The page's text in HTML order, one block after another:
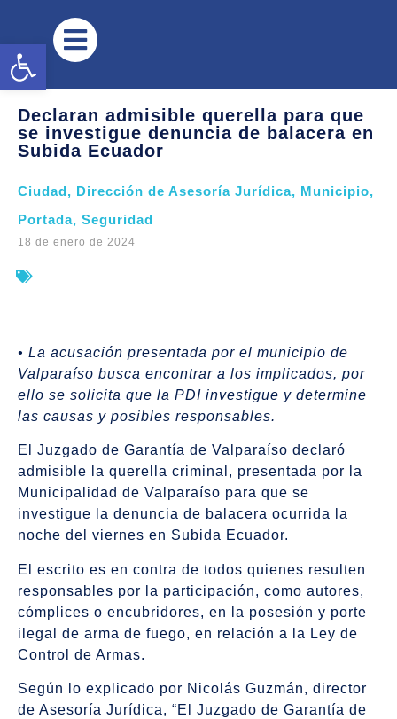
Abrir barra de herramientas
Declaran admisible querella para que
se investigue denuncia de balacera en
Subida Ecuador
Ciudad, Dirección de Asesoría Jurídica, Municipio,
Portada, Seguridad
18 de enero de 2024
• La acusación presentada por el municipio de
Valparaíso busca encontrar a los implicados, por
ello se solicita que la PDI investigue y determine
las causas y posibles responsables.
El Juzgado de Garantía de Valparaíso declaró
admisible la querella criminal, presentada por la
Municipalidad de Valparaíso para que se
investigue la denuncia de balacera ocurrida la
noche del viernes en Subida Ecuador.
El escrito es en contra de todos quienes resulten
responsables por la participación, como autores,
cómplices o encubridores, en la posesión y porte
ilegal de arma de fuego, en relación a la Ley de
Control de Armas.
Según lo explicado por Nicolás Guzmán, director
de Asesoría Jurídica, “El Juzgado de Garantía de